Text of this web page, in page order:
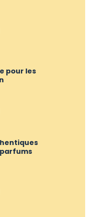
pour les